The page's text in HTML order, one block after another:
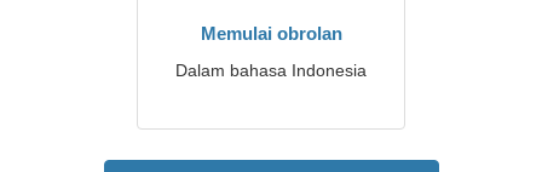
Memulai obrolan
Dalam bahasa Indonesia